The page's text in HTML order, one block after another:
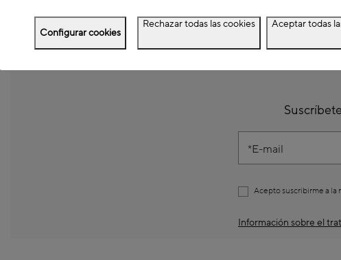
E-mail
Acepto suscribirme a la
Información sobre el
Configurar cookies
Rechazar todas las cookies Aceptar todas